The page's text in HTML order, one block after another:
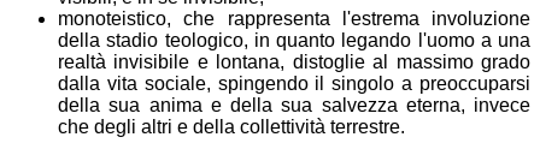
monoteistico, che rappresenta l'estrema involuzione
della stadio teologico, in quanto legando l'uomo a una
realtà invisibile e lontana, distoglie al massimo grado
dalla vita sociale, spingendo il singolo a preoccuparsi
della sua anima e della sua salvezza eterna, invece
che degli altri e della collettività terrestre.